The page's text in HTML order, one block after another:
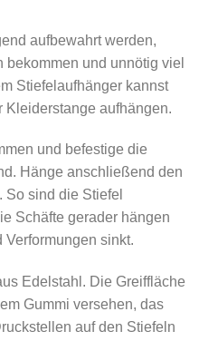
aufbewahrt werden,
und unnötig viel
Stiefelaufhänger kannst
Kleiderstange aufhängen.
und befestige die
Hänge anschließend den
sind die Stiefel
Schäfte gerader hängen
sinkt.
Edelstahl. Die Greiffläche
Gummi versehen, das
auf den Stiefeln